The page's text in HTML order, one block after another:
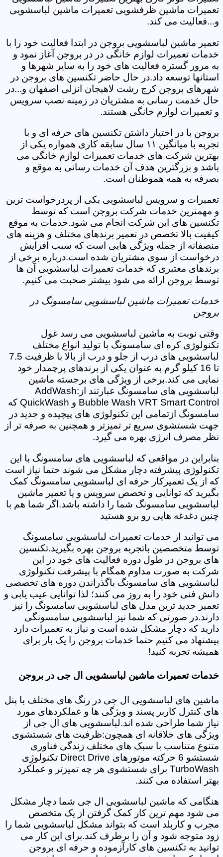
تعمیرات ماشین ظرفشویی تعمیرات ماشین لباسشویی
و...فعالیت می کند.
تعمیر ماشین لباسشویی بروجن در ابتدا فعالیت خود را با
خدمات تعمیرات لوازم خانگی در در بروجن آغاز نمود و
به مرور گستره فعالیت های خود را به سایر شهرها و
استانها توسعه داد.در حال حاضر تکنسین های بروجن در
شهرهای بروجن کرج رشت لاهیجان انزلی اصفهان و...در
حال خدمت رسانی به مشتریان در زمینه نصب سرویس
و تعمیرات لوازم خانگی هستند.
بروجن با در اختیار داشتن تکنسین های حرفه ای و با
تجربه با میانگین ۱۱ سال سابقه کاری همواره یکی از
بهترین شرکت های خدمات تعمیرات لوازم خانگی می
باشد و بزرگترین هدف آن خدمات رسانی به موقع و
بصرفه به همه هموطنان است.
تعمیرات و سرویس لباسشویی یکی از پردرخواست ترین
و مهمترین خدمات شرکت بروجن است که توسط
تکنسین های این شرکت انجام می شود.خدمات به موقع
کیفیت بالا تخصص در تعمیر برندهای مختلف و هزینه های
منصفانه از جمله ویژگی هایی است که سبب افزایش
درخواست از سوی مشتریان شده است.درباره برخی از
برندهای معتبری که خدمات تعمیرات لباسشویی آن ها
توسط بروجن ارائه می شود بیشتر صحبت می کنیم.
خدمات تعمیرات ماشین لباسشویی سامسونگ در
بروجن
وقتی نوبت به ماشین لباسشویی می رسد غول
تکنولوژی کره ای سامسونگ با تولید انواع مختلف
لباسشویی های درب از جلو و درب از بالا با ظرفیت 7.5
تا 16 کیلو گرم به عنوان یکی از برندهای پرچمدار خود
نمایی می کند.برخی از ویژگی های برجسته ماشین
لباسشویی های سامسونگ عبارتند از:AddWash
Bubble Wash VRT Smart Control و QuickWash که
سامسونگ ازتمامی این تکنولوژی های پیچیده و جدید در
جهت شستشوی سریع تر تمیزتر و همچنین به صرفه تر از
نظر مصرف انرژی بهره می گیرد.
بنابراین در مواقعی که لباسشویی های سامسونگ با این
تکنولوژی پیشرفته دچار مشکل می شوند حتما نیاز است
که از یک تعمیرکار حرفه ای لباسشویی سامسونگ کمک
بگیرید که توانایی و تخصص سرویس و یا تعمیر ماشین
لباسشویی سامسونگ شما را داشته باشد.اگر شما هم با
چنین دغدغه هایی رو برو هستید
می توانید از خدمات تعمیرات لباسشویی سامسونگ
توسط متخصصین باتجربه بروجن بهره بگیرید.تکنسین
های بروجن در طول دوره فعالیت های خود در این
شرکت به صورت مداوم همگام با پیشرفت تکنولوژی
لباسشویی های سامسونگ باگذراندن دوره های تخصصی
دانش فنی خود را به روز می کنند؛ لذا توانایی عیب یابی و
تعمیر جدید ترین مدل های لباسشویی سامسونگ را نیز
دارند.در صورتی که شما نیز لباسشویی سامسونگی
دارید که دچار مشکل شده است و نیاز به تعمیرات دارد
پیشنهاد می کنیم حتما خدمات بروجن را یک بار برای
همیشه تجربه کنید!
خدمات تعمیرات ماشین لباسشویی ال جی در بروجن
ماشین های لباسشویی ال جی در رنگ های مختلف با پنل
های کنترل کاربر پسند و ویژگی ها و عملکردهای مورد
نیاز شما طراحی شده اند.لباسشویی های ال جی از
ویژگی های خلاقانه ای همچون:ظرفیت های شستشوی
متنوع متناسب با سبک های مختلف زندگی فناوری
شستشو 6 حرکته موتورهای Direct Drive تکنولوژِی
TurboWash برای شستشوی هر چه تمیزتر و عملکرد
بهتر استفاده می کنند.
هنگامی که ماشین لباسشویی ال جی شما دچار مشکل
می شود مهم ترین کار کمک گرفتن از یک متخصص
مجرب و کاربلد است که بتواند مشکل لباسشویی شما را
زود متوجه شود و آن را برطرف کند.برای این کار می
توانید به تکنسین های کارآزموده و حرفه ای بروجن